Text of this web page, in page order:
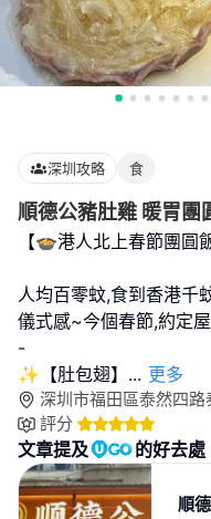
深圳攻略 食
順德公豬肚雞 暖胃團
【🍲港人北上春節團圓
人均百零蚊,食到香港千
儀式感~今個春節,約定
-
✨【肚包翅】 ... 更多
深圳市福田區泰然四路
評分
文章提及 的好去處
順